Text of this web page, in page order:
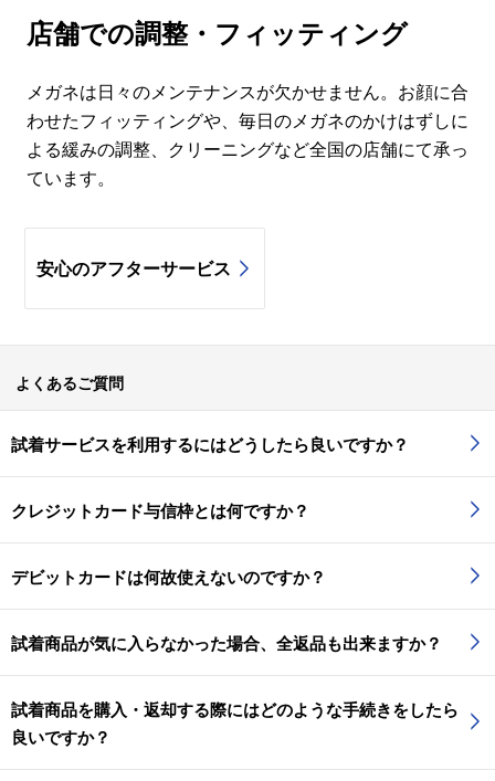
店舗での調整・フィッティング
メガネは日々のメンテナンスが欠かせません。お顔に合
わせたフィッティングや、毎日のメガネのかけはずしに
よる緩みの調整、クリーニングなど全国の店舗にて承っ
ています。
安心のアフターサービス
よくあるご質問
試着サービスを利用するにはどうしたら良いですか？
クレジットカード与信枠とは何ですか？
デビットカードは何故使えないのですか？
試着商品が気に入らなかった場合、全返品も出来ますか？
試着商品を購入・返却する際にはどのような手続きをしたら
良いですか？